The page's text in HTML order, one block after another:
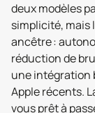
deux modèles
simplicité, mais
ancêtre :
réduction de
une intégration
Apple récents.
vous prêt à